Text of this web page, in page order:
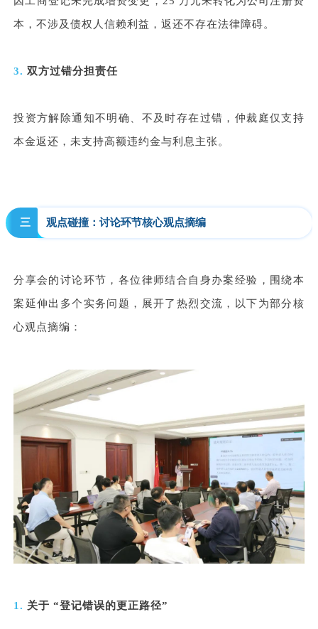
本，不涉及债权人信赖利益，返还不存在法律障碍。
3.双方过错分担责任
投资方解除通知不明确、不及时存在过错，仲裁庭仅支持
本金返还，未支持高额违约金与利息主张。
三 观点碰撞：讨论环节核心观点摘编
分享会的讨论环节，各位律师结合自身办案经验，围绕本
案延伸出多个实务问题，展开了热烈交流，以下为部分核
心观点摘编：
1. 关于 “登记错误的更正路径”